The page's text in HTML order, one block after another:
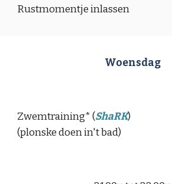
Rustmomentje inlassen
Woensdag
Zwemtraining*(ShaRK)
(plonske doen in't bad)